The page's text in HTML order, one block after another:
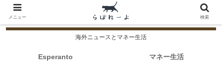
海外ニュースとマネー生活
Esperanto マネー生活
メニュー 検索